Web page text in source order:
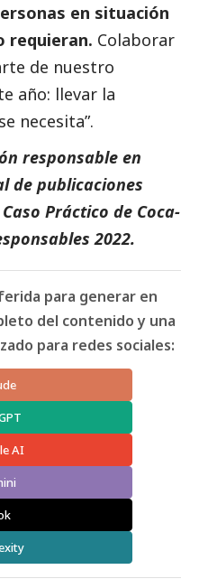
en situación
requieran. Colaborar
de nuestro
año: llevar la
necesita”.
responsable en
de publicaciones
Caso Práctico de Coca-
2022.
para generar en
del contenido y una
para redes sociales:
AI